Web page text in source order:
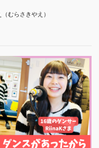
むらさきやえ）